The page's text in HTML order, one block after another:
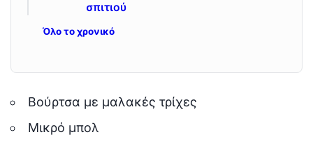
σπιτιού
Όλο το χρονικό
Βούρτσα με μαλακές τρίχες
Μικρό μπολ